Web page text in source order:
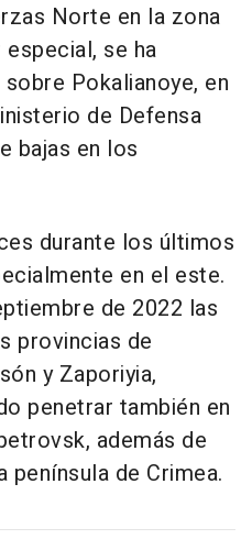
Norte en la zona
se ha
Pokalianoye, en
de Defensa
bajas en los
durante los últimos
en el este.
de 2022 las
provincias de
y Zaporiyia,
penetrar también en
además de
península de Crimea.